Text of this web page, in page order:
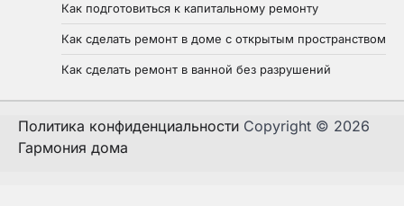
Как подготовиться к капитальному ремонту
Как сделать ремонт в доме с открытым пространством
Как сделать ремонт в ванной без разрушений
Политика конфиденциальности Copyright © 2026
Гармония дома